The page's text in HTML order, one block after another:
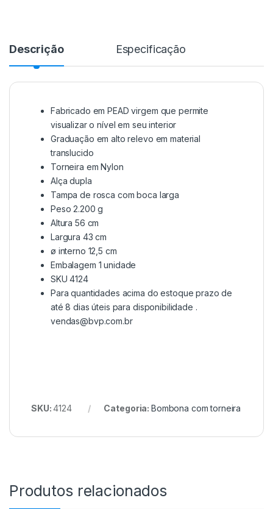
Descrição Especificação
Fabricado em PEAD virgem que permite
visualizar o nível em seu interior
Graduação em alto relevo em material
translucido
Torneira em Nylon
Alça dupla
Tampa de rosca com boca larga
Peso 2.200 g
Altura 56 cm
Largura 43 cm
ø interno 12,5 cm
Embalagem 1 unidade
SKU 4124
Para quantidades acima do estoque prazo de
até 8 dias úteis para disponibilidade .
vendas@bvp.com.br
SKU:4124 Categoria: Bombona com torneira
Produtos relacionados